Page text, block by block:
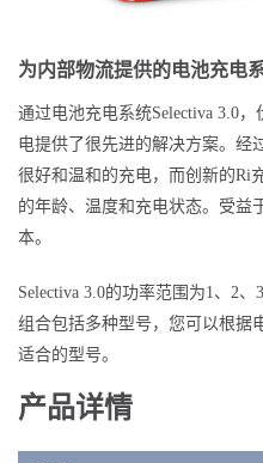
为内部物流提供的电池充电
通过电池充电系统Selectiva 3.0
电提供了很先进的解决方案。经
很好和温和的充电，而创新的Ri
的年龄、温度和充电状态。受益
本。
Selectiva 3.0的功率范围为1、2
组合包括多种型号，您可以根据
适合的型号。
产品详情